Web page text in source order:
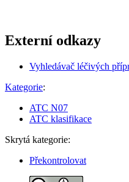
Externí odkazy
Vyhledávač léčivých
Kategorie:
ATC N07
ATC klasifikace
Skrytá kategorie:
Překontrolovat